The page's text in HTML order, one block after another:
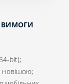
ВИМОГИ
bit);
новішою;